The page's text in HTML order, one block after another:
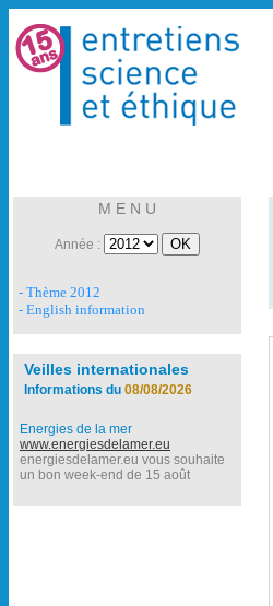
M E N U
Année :
- Thème 2012
- English information
Veilles internationales
Informations du 08/08/2026
Energies de la mer
www.energiesdelamer.eu
energiesdelamer.eu vous souhaite
un bon week-end de 15 août